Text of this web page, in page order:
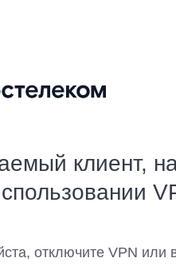
клиент,
отключите VPN или